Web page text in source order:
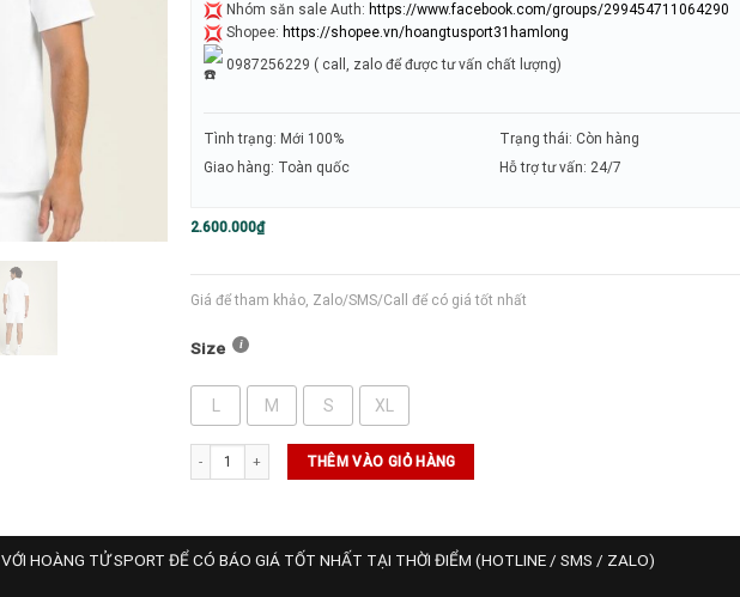
Nhóm săn sale Auth: https://www.facebook.com/groups/299454711064290
Shopee: https://shopee.vn/hoangtusport31hamlong
0987256229 ( call, zalo để được tư vấn chất lượng)
Tình trạng: Mới 100%
Giao hàng: Toàn quốc
Trạng thái: Còn hàng
Hỗ trợ tư vấn: 24/7
2.600.000₫
Giá để tham khảo, Zalo/SMS/Call để có giá tốt nhất
Size
M S XL
Áo Wilson Polo Challengers Technical - Bright White số lượng
THÊM VÀO GIỎ HÀNG
HOÀNG TỬ SPORT ĐỂ CÓ BÁO GIÁ TỐT NHẤT TẠI THỜI ĐIỂM (HOTLINE / SMS / ZALO)